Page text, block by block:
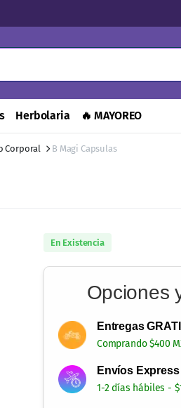
Herbolaria 🔥 MAYOREO
Corporal B Magi Capsulas
En Existencia
Opciones
Entregas
Comprando $400
Envíos
1-2 días hábiles -